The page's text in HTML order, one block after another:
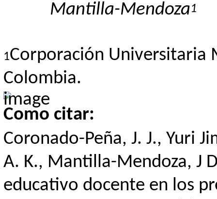
Mantilla-Mendoza1
1Corporación Universitaria
Colombia.
Como citar:
Coronado-Peña, J. J., Yuri
A. K., Mantilla-Mendoza, J
educativo docente en los